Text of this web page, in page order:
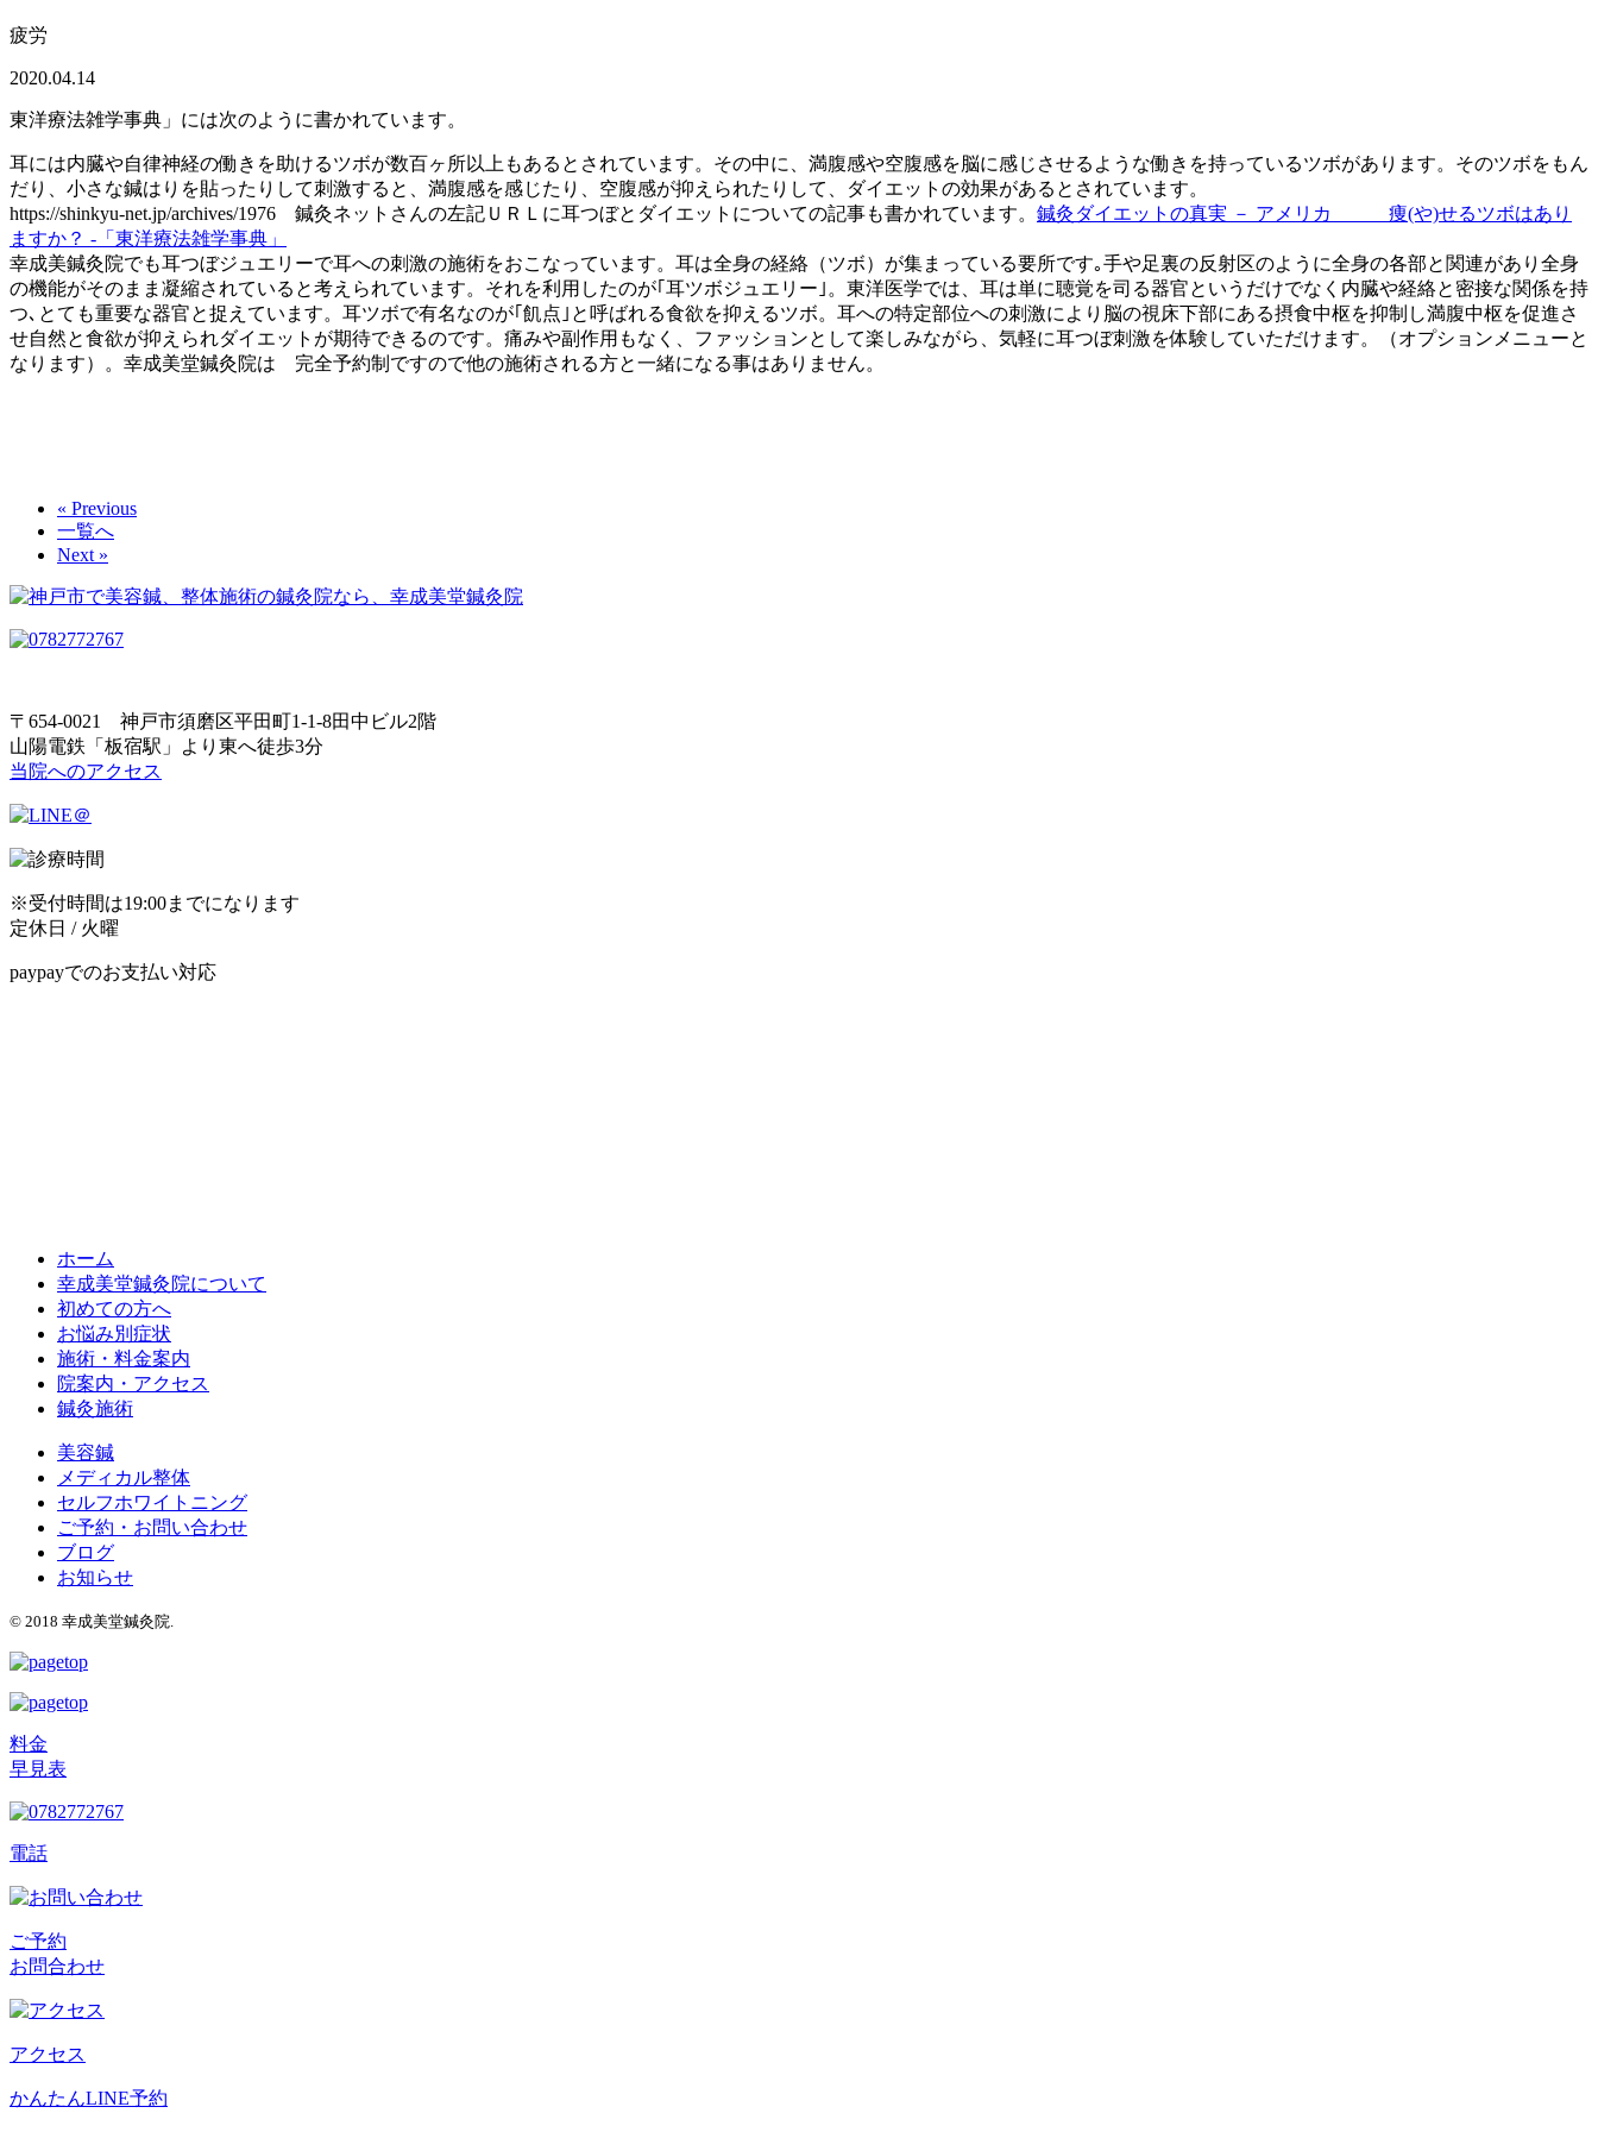
疲労
2020.04.14
東洋療法雑学事典」には次のように書かれています。
耳には内臓や自律神経の働きを助けるツボが数百ヶ所以上もあるとされています。その中に、満腹感や空腹感を脳に感じさせるような働きを持っているツボがあります。そのツボをもん
だり、小さな鍼はりを貼ったりして刺激すると、満腹感を感じたり、空腹感が抑えられたりして、ダイエットの効果があるとされています。
https://shinkyu-net.jp/archives/1976 鍼灸ネットさんの左記ＵＲＬに耳つぼとダイエットについての記事も書かれています。 鍼灸ダイエットの真実 － アメリカ 痩(や)せるツボはあり
ますか？ -「東洋療法雑学事典」
幸成美鍼灸院でも耳つぼジュエリーで耳への刺激の施術をおこなっています。 耳は全身の経絡（ツボ）が集まっている要所です｡手や足裏の反射区のように全身の各部と関連があり全身
の機能がそのまま凝縮されていると考えられています。 それを利用したのが｢耳ツボジュエリー｣。 東洋医学では、耳は単に聴覚を司る器官というだけでなく内臓や経絡と密接な関係を持
つ､とても重要な器官と捉えています。 耳ツボで有名なのが｢飢点｣と呼ばれる食欲を抑えるツボ。耳への特定部位への刺激により脳の視床下部にある摂食中枢を抑制し満腹中枢を促進さ
せ自然と食欲が抑えられダイエットが期待できるのです。 痛みや副作用もなく、ファッションとして楽しみながら、 気軽に耳つぼ刺激を体験していただけます。（オプションメニューと
なります）。 幸成美堂鍼灸院は 完全予約制ですので他の施術される方と一緒になる事はありません。
« Previous
一覧へ
Next »
〒654-0021 神戸市須磨区平田町1-1-8田中ビル2階
山陽電鉄「板宿駅」より東へ徒歩3分
当院へのアクセス
※受付時間は19:00までになります
定休日 / 火曜
paypayでのお支払い対応
ホーム
幸成美堂鍼灸院について
初めての方へ
お悩み別症状
施術・料金案内
院案内・アクセス
鍼灸施術
美容鍼
メディカル整体
セルフホワイトニング
ご予約・お問い合わせ
ブログ
お知らせ
© 2018 幸成美堂鍼灸院.
料金
早見表
電話
ご予約
お問合わせ
アクセス
かんたんLINE予約